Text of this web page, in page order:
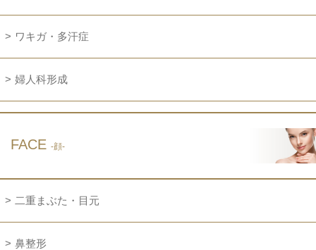
ワキガ・多汗症
婦人科形成
FACE -顔-
二重まぶた・目元
鼻整形